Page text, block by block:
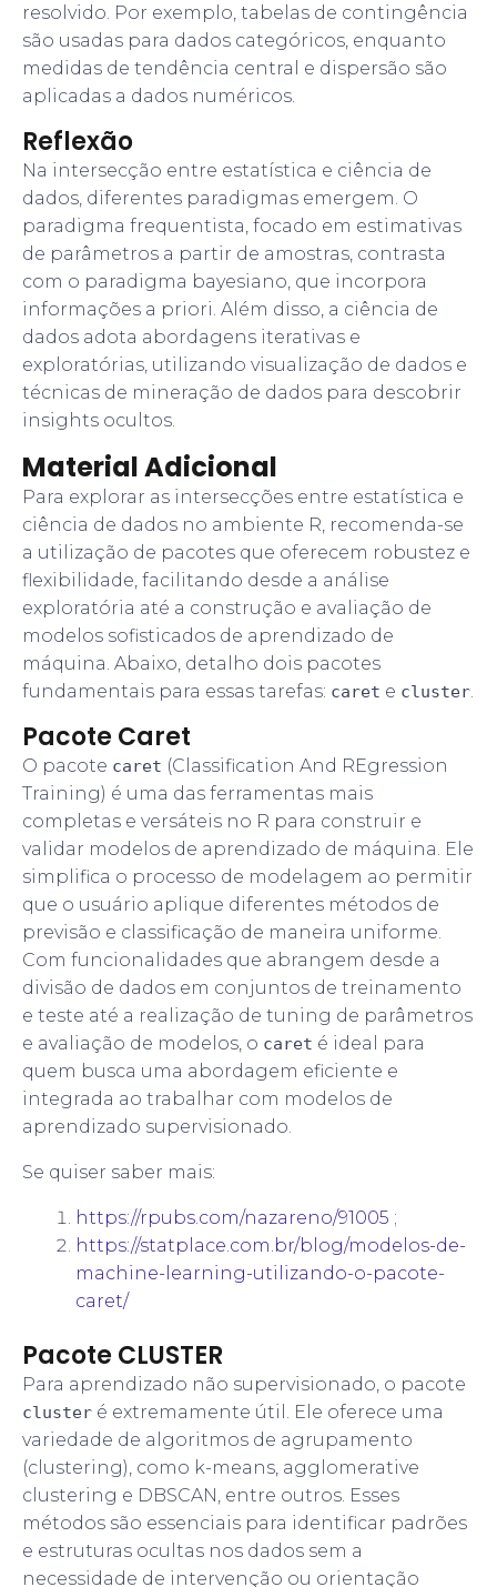
resolvido. Por exemplo, tabelas de contingência
são usadas para dados categóricos, enquanto
medidas de tendência central e dispersão são
aplicadas a dados numéricos.
Reflexão
Na intersecção entre estatística e ciência de
dados, diferentes paradigmas emergem. O
paradigma frequentista, focado em estimativas
de parâmetros a partir de amostras, contrasta
com o paradigma bayesiano, que incorpora
informações a priori. Além disso, a ciência de
dados adota abordagens iterativas e
exploratórias, utilizando visualização de dados e
técnicas de mineração de dados para descobrir
insights ocultos.
Material Adicional
Para explorar as intersecções entre estatística e
ciência de dados no ambiente R, recomenda-se
a utilização de pacotes que oferecem robustez e
flexibilidade, facilitando desde a análise
exploratória até a construção e avaliação de
modelos sofisticados de aprendizado de
máquina. Abaixo, detalho dois pacotes
fundamentais para essas tarefas: caret e cluster
Pacote Caret
O pacote caret (Classification And REgression
Training) é uma das ferramentas mais
completas e versáteis no R para construir e
validar modelos de aprendizado de máquina. Ele
simplifica o processo de modelagem ao permitir
que o usuário aplique diferentes métodos de
previsão e classificação de maneira uniforme.
Com funcionalidades que abrangem desde a
divisão de dados em conjuntos de treinamento
e teste até a realização de tuning de parâmetros
e avaliação de modelos, o caret é ideal para
quem busca uma abordagem eficiente e
integrada ao trabalhar com modelos de
aprendizado supervisionado.
Se quiser saber mais:
https://rpubs.com/nazareno/91005 ;
https://statplace.com.br/blog/modelos-de-
machine-learning-utilizando-o-pacote-
caret/
Pacote CLUSTER
Para aprendizado não supervisionado, o pacote
cluster é extremamente útil. Ele oferece uma
variedade de algoritmos de agrupamento
(clustering), como k-means, agglomerative
clustering e DBSCAN, entre outros. Esses
métodos são essenciais para identificar padrões
e estruturas ocultas nos dados sem a
necessidade de intervenção ou orientação